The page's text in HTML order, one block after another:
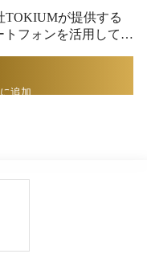
TOKIUMが提供する
フォンを活用して外
単に操作でき、申請
確認できることが特
かかる時間を約10分
できるのも強みで
不要なので、規模拡
追加